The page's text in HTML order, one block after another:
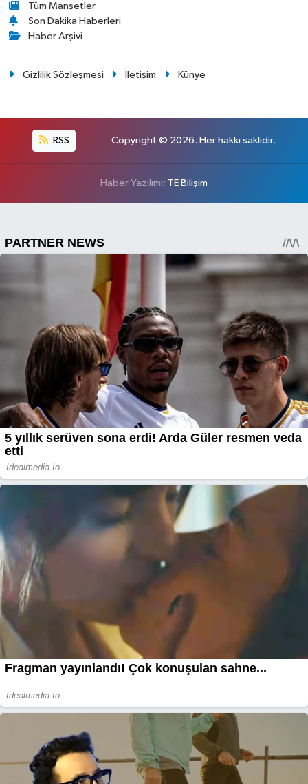
Tüm Manşetler
Son Dakika Haberleri
Haber Arşivi
Gizlilik Sözleşmesi İletişim Künye
RSS Copyright © 2026. Her hakkı saklıdır.
Haber Yazılımı: TE Bilişim